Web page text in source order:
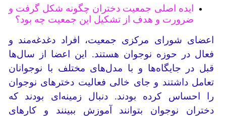
ایده اصلی جمعیت دختران چگونه شکل گرفت و
ضرورت و هدف از تشکیل این جمعیت چه بود؟
اعضای شورای مرکزی جمعیت، افراد دغدغه‌مند و
فعال در حوزه نوجوان هستند. این اعضا از سال‌ها
قبل در جایگاه‌ها و با مدل‌های مختلف با نوجوانان
تعامل داشتند و جای خالی فعالیت دخترهای نوجوان
را احساس کرده بودند. دنبال زمینه‌ای بودند که
دختران نوجوان بتوانند آموزش ببینند و کارهای